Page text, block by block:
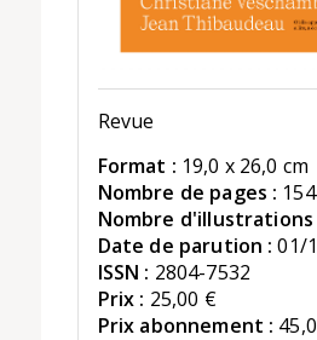
Revue
Format : 19,0 x 26,0 cm
Nombre de pages : 154
Nombre d'illustrations
Date de parution : 01/
ISSN : 2804-7532
Prix : 25,00 €
Prix abonnement :